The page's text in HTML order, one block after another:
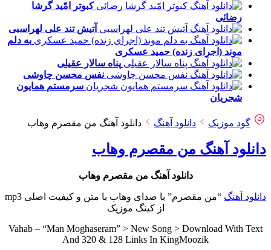
کبوتر امّید گرشا
رضائی
آتیش تند علی لهراسبی
به دلم
موند (اجرای زنده) حمید عسکری
پناه سالار عقیلی
نفس محسن چاوشی
سرمستم همایون
شجریان
گود موزیک دانلود آهنگ دانلود آهنگ من مقصرم وهاب
دانلود آهنگ من مقصرم وهاب
دانلود آهنگ من مقصرم وهاب
دانلود آهنگ
“من مقصرم” با صدای وهاب با متن و کیفیت اصلی mp3
از کینگ موزیک
Vahab – “Man Moghaseram” > New Song > Download With Text
And 320 & 128 Links In KingMoozik